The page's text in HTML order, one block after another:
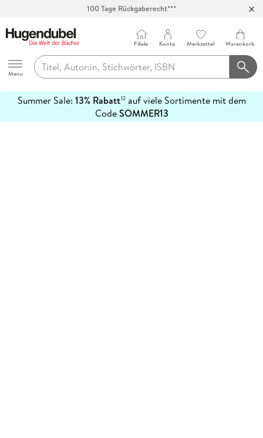
100 Tage Rückgaberecht***
Hugendubel
Menu
Filiale Konto Merkzettel Warenkorb
Summer Sale: 13% Rabatt12auf viele Sortimente mit dem
CodeSOMMER13
erfahren